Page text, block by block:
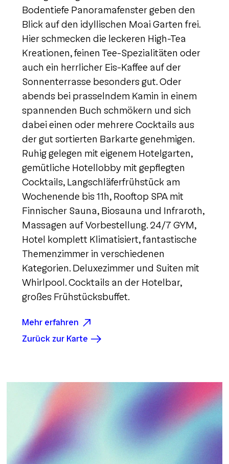
Bodentiefe Panoramafenster geben den
Blick auf den idyllischen Moai Garten frei.
Hier schmecken die leckeren High-Tea
Kreationen, feinen Tee-Spezialitäten oder
auch ein herrlicher Eis-Kaffee auf der
Sonnenterrasse besonders gut. Oder
abends bei prasselndem Kamin in einem
spannenden Buch schmökern und sich
dabei einen oder mehrere Cocktails aus
der gut sortierten Barkarte genehmigen.
Ruhig gelegen mit eigenem Hotelgarten,
gemütliche Hotellobby mit gepflegten
Cocktails, Langschläferfrühstück am
Wochenende bis 11h, Rooftop SPA mit
Finnischer Sauna, Biosauna und Infraroth,
Massagen auf Vorbestellung. 24/7 GYM,
Hotel komplett Klimatisiert, fantastische
Themenzimmer in verschiedenen
Kategorien. Deluxezimmer und Suiten mit
Whirlpool. Cocktails an der Hotelbar,
großes Frühstücksbuffet.
Mehr erfahren
Zurück zur Karte